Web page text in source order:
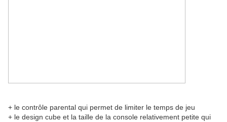
+ le contrôle parental qui permet de limiter le temps de jeu
+ le design cube et la taille de la console relativement petite qui